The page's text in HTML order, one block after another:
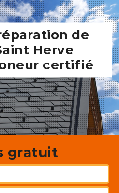
de
Herve
certifié
gratuit